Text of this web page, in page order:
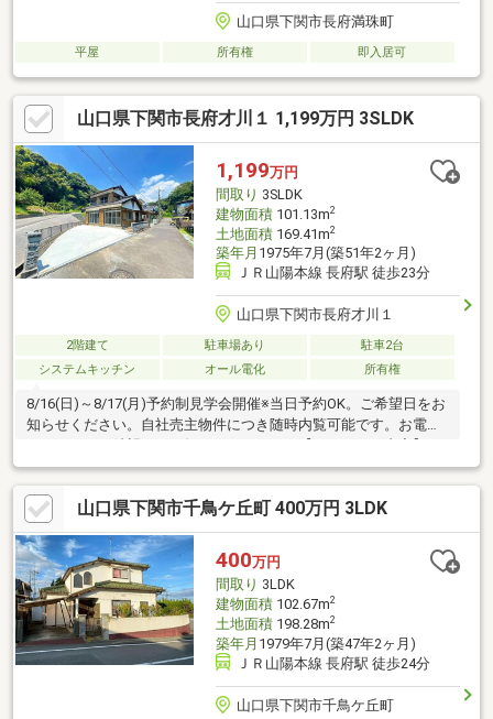
山口県下関市長府満珠町
平屋 所有権 即入居可
山口県下関市長府才川１ 1,199万円 3SLDK
1,199万円
間取り 3SLDK
建物面積101.13m2
土地面積169.41m2
築年月 1975年7月(築51年2ヶ月)
ＪＲ山陽本線 長府駅 徒歩23分
山口県下関市長府才川１
2階建て 駐車場あり
駐車2台
システムキッチン
オール電化 所有権
8/16(日)～8/17(月)予約制見学会開催※当日予約OK。ご希望日をお
知らせください。自社売主物件につき随時内覧可能です。お電話
耐震補強工事●標準…シロアリ防除工事●外構・外装…駐車場拡張●
水回り…システムキッチン交換、ユニットバス交換、トイレ交
換、洗面化粧台交換●内装…床重ね張り等【おすすめポイント】・
耐震適合証明書を取得すれば（要別途費用）、条件により住宅ロ
ーン減税や不動産取得税減税の対象になります・雨漏り、構造上
主要な部分の欠陥や・腐食、給排水管の故障や漏水についてお引
渡しより２
山口県下関市千鳥ケ丘町 400万円 3LDK
400万円
間取り 3LDK
建物面積102.67m2
土地面積198.28m2
築年月 1979年7月(築47年2ヶ月)
ＪＲ山陽本線 長府駅 徒歩24分
山口県下関市千鳥ケ丘町